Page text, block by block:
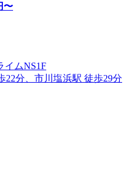
〜
イムNS1F
22分、市川塩浜駅 徒歩29分